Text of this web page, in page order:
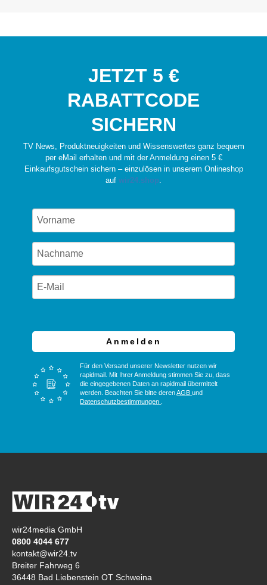
JETZT 5 €
RABATTCODE
SICHERN
TV News, Produktneuigkeiten und Wissenswertes ganz bequem
per eMail erhalten und mit der Anmeldung einen 5 €
Einkaufsgutschein sichern – einzulösen in unserem Onlineshop
auf wir24.shop.
Anmelden
Für den Versand unserer Newsletter nutzen wir
rapidmail. Mit Ihrer Anmeldung stimmen Sie zu, dass
die eingegebenen Daten an rapidmail übermittelt
werden. Beachten Sie bitte derenAGBund
Datenschutzbestimmungen
wir24media GmbH
0800 4044 677
kontakt@wir24.tv
Breiter Fahrweg 6
36448 Bad Liebenstein OT Schweina